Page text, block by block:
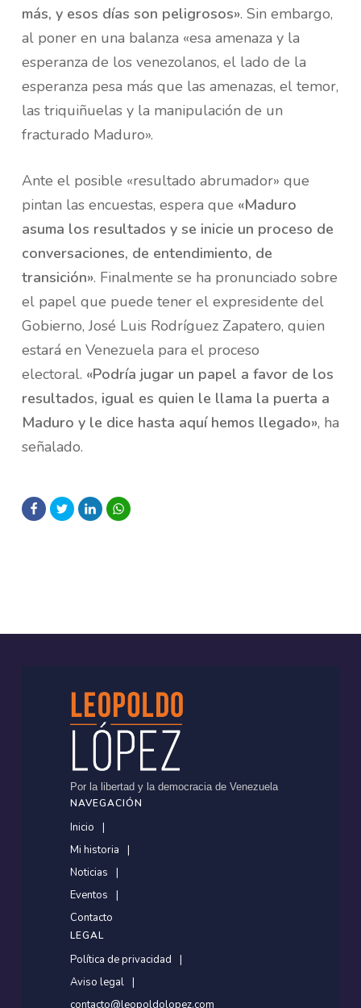
más, y esos días son peligrosos». Sin embargo,
al poner en una balanza «esa amenaza y la
esperanza de los venezolanos, el lado de la
esperanza pesa más que las amenazas, el temor,
las triquiñuelas y la manipulación de un
fracturado Maduro».
Ante el posible «resultado abrumador» que
pintan las encuestas, espera que «Maduro
asuma los resultados y se inicie un proceso de
conversaciones, de entendimiento, de
transición». Finalmente se ha pronunciado sobre
el papel que puede tener el expresidente del
Gobierno, José Luis Rodríguez Zapatero, quien
estará en Venezuela para el proceso
electoral. «Podría jugar un papel a favor de los
resultados, igual es quien le llama la puerta a
Maduro y le dice hasta aquí hemos llegado», ha
señalado.
Por la libertad y la democracia de Venezuela
NAVEGACIÓN
Inicio
Mi historia
Noticias
Eventos
Contacto
LEGAL
Política de privacidad
Aviso legal